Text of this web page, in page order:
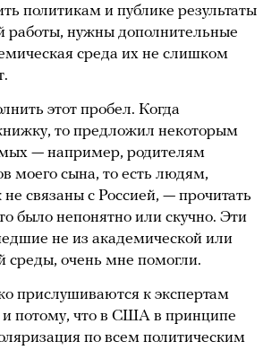
политикам и публике результаты
работы, нужны дополнительные
среда их не слишком
этот пробел. Когда
то предложил некоторым
— например, родителям
моего сына, то есть людям,
связаны с Россией, — прочитать
было непонятно или скучно. Эти
не из академической или
среды, очень мне помогли.
прислушиваются к экспертам
и потому, что в США в принципе
по всем политическим